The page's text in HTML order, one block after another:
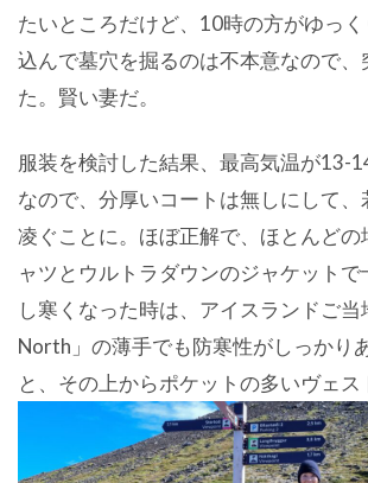
たいところだけど、10時の方がゆっ
込んで墓穴を掘るのは不本意なので、
た。賢い妻だ。
服装を検討した結果、最高気温が13-
なので、分厚いコートは無しにして
凌ぐことに。ほぼ正解で、ほとんどの
ャツとウルトラダウンのジャケット
し寒くなった時は、アイスランドご
North」の薄手でも防寒性がしっかり
と、その上からポケットの多いヴェス